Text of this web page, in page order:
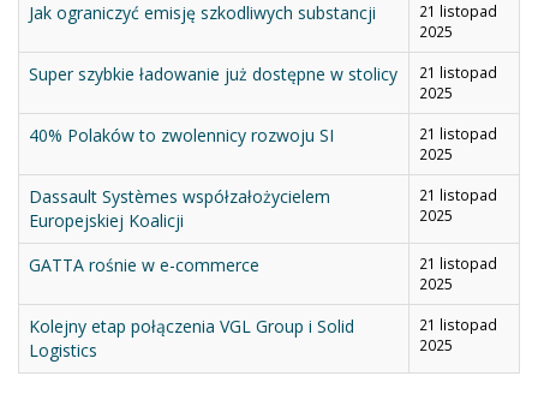
Jak ograniczyć emisję szkodliwych substancji
21 listopad
2025
Super szybkie ładowanie już dostępne w stolicy
21 listopad
2025
40% Polaków to zwolennicy rozwoju SI
21 listopad
2025
Dassault Systèmes współzałożycielem
Europejskiej Koalicji
21 listopad
2025
GATTA rośnie w e-commerce
21 listopad
2025
Kolejny etap połączenia VGL Group i Solid
Logistics
21 listopad
2025